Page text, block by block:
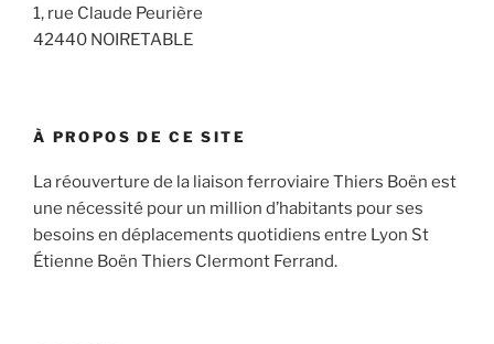
1, rue Claude Peurière
42440 NOIRETABLE
À PROPOS DE CE SITE
La réouverture de la liaison ferroviaire Thiers Boën est
une nécessité pour un million d’habitants pour ses
besoins en déplacements quotidiens entre Lyon St
Étienne Boën Thiers Clermont Ferrand.